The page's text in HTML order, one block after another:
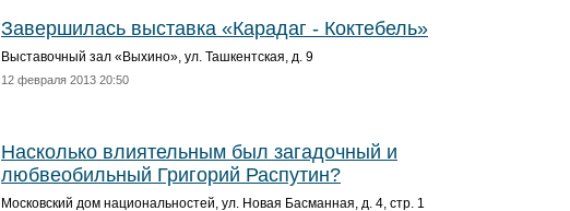
Завершилась выставка «Карадаг - Коктебель»
Выставочный зал «Выхино», ул. Ташкентская, д. 9
12 февраля 2013 20:50
Насколько влиятельным был загадочный и
любвеобильный Григорий Распутин?
Московский дом национальностей, ул. Новая Басманная, д. 4, стр. 1